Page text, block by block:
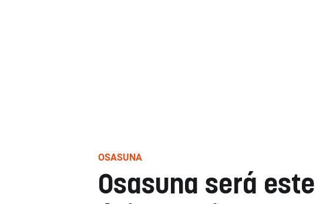
OSASUNA
Osasuna será